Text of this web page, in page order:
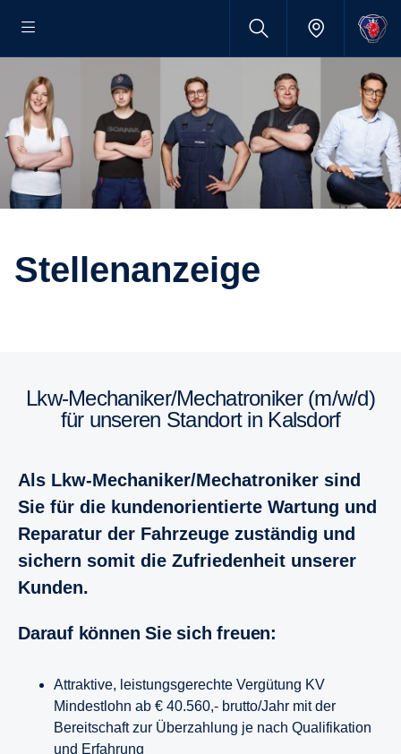
Stellenanzeige
Lkw-Mechaniker/Mechatroniker (m/w/d)
für unseren Standort in Kalsdorf
Als Lkw-Mechaniker/Mechatroniker sind
Sie für die kundenorientierte Wartung und
Reparatur der Fahrzeuge zuständig und
sichern somit die Zufriedenheit unserer
Kunden.
Darauf können Sie sich freuen:
Attraktive, leistungsgerechte Vergütung KV
Mindestlohn ab € 40.560,- brutto/Jahr mit der
Bereitschaft zur Überzahlung je nach Qualifikation
und Erfahrung